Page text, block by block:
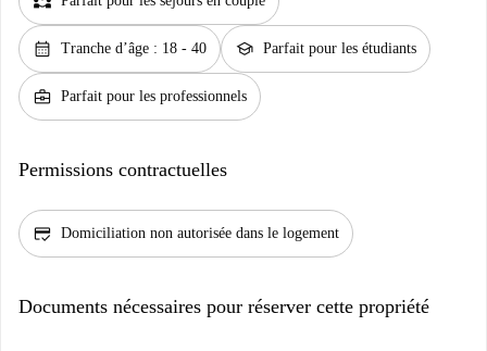
calendar_month Tranche d’âge : 18 - 40 school Parfait pour les étudiants
business_center Parfait pour les professionnels
Permissions contractuelles
credit_score Domiciliation non autorisée dans le logement
Documents nécessaires pour réserver cette propriété